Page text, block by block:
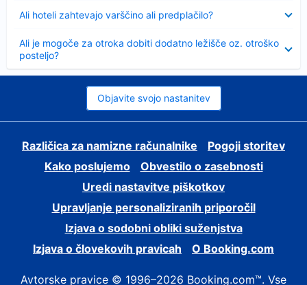
Ali hoteli zahtevajo varščino ali predplačilo?
Ali je mogoče za otroka dobiti dodatno ležišče oz. otroško
posteljo?
Objavite svojo nastanitev
Različica za namizne računalnike
Pogoji storitev
Kako poslujemo
Obvestilo o zasebnosti
Uredi nastavitve piškotkov
Upravljanje personaliziranih priporočil
Izjava o sodobni obliki suženjstva
Izjava o človekovih pravicah
O Booking.com
Avtorske pravice © 1996–2026 Booking.com™. Vse